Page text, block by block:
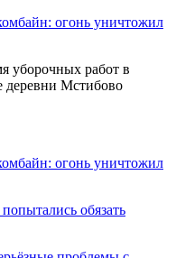
огонь уничтожил
уборочных работ в
деревни Мстибово
огонь уничтожил
обязать